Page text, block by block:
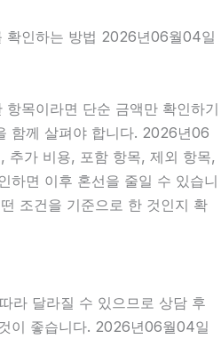
확인하는 방법 2026년06월04일
목이라면 단순 금액만 확인하기
함께 살펴야 합니다. 2026년06
추가 비용, 포함 항목, 제외 항목,
하면 이후 혼선을 줄일 수 있습니
조건을 기준으로 한 것인지 확
라 달라질 수 있으므로 상담 후
이 좋습니다. 2026년06월04일